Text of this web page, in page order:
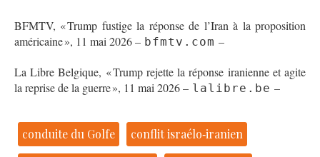
BFMTV, « Trump fustige la réponse de l’Iran à la proposition
américaine », 11 mai 2026 – bfmtv.com –
La Libre Belgique, « Trump rejette la réponse iranienne et agite
la reprise de la guerre », 11 mai 2026 – lalibre.be –
conduite du Golfe conflit israélo‑iranien